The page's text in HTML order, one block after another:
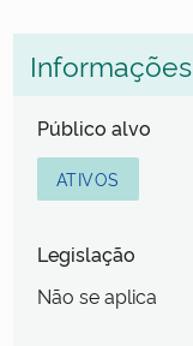
Informações
Público alvo
ATIVOS
Legislação
Não se aplica